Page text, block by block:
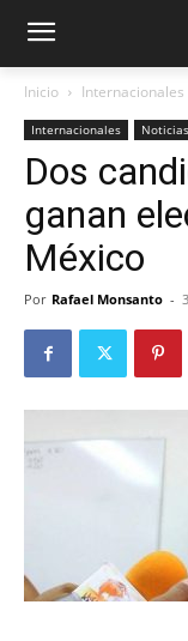
Inicio Internacionales
Internacionales Noticias
Dos
ganan
México
Por Rafael Monsanto -